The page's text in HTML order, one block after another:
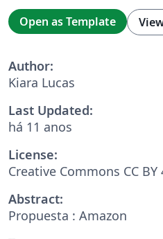
Open as Template
Author:
Kiara Lucas
Last Updated:
há 11 anos
License:
Creative Commons CC BY
Abstract:
Propuesta : Amazon